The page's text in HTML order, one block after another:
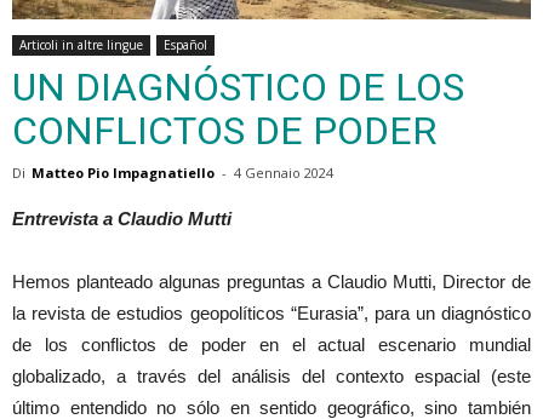
Articoli in altre lingue Español
UN DIAGNÓSTICO DE LOS
CONFLICTOS DE PODER
Di Matteo Pio Impagnatiello - 4 Gennaio 2024
Entrevista a Claudio Mutti
Hemos planteado algunas preguntas a Claudio Mutti, Director de
la revista de estudios geopolíticos “Eurasia”, para un diagnóstico
de los conflictos de poder en el actual escenario mundial
globalizado, a través del análisis del contexto espacial (este
último entendido no sólo en sentido geográfico, sino también